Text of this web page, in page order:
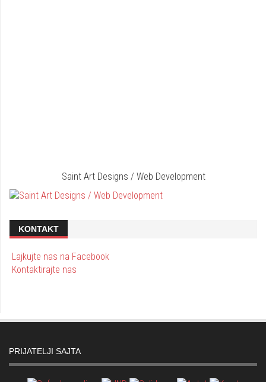
Saint Art Designs / Web Development
KONTAKT
Lajkujte nas na Facebook
Kontaktirajte nas
PRIJATELJI SAJTA